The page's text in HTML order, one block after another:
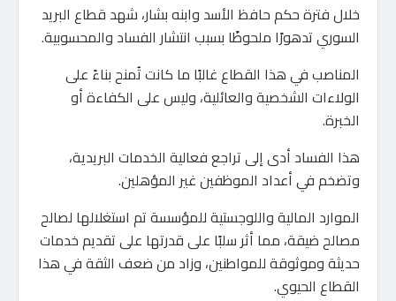
خلال فترة حكم حافظ الأسد وابنه بشار، شهد قطاع البريد
السوري تدهورًا ملحوظًا بسبب انتشار الفساد والمحسوبية.
المناصب في هذا القطاع غالبًا ما كانت تُمنح بناءً على
الولاءات الشخصية والعائلية، وليس على الكفاءة أو
الخبرة.
هذا الفساد أدى إلى تراجع فعالية الخدمات البريدية،
وتضخم في أعداد الموظفين غير المؤهلين.
الموارد المالية واللوجستية للمؤسسة تم استغلالها لصالح
مصالح ضيقة، مما أثر سلبًا على قدرتها على تقديم خدمات
حديثة وموثوقة للمواطنين، وزاد من ضعف الثقة في هذا
القطاع الحيوي.